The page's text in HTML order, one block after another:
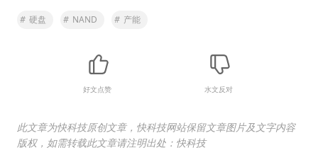
# 硬盘 # NAND # 产能
好文点赞 水文反对
此文章为快科技原创文章，快科技网站保留文章图片及文字内容
版权，如需转载此文章请注明出处：快科技